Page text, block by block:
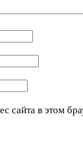
сайта в этом